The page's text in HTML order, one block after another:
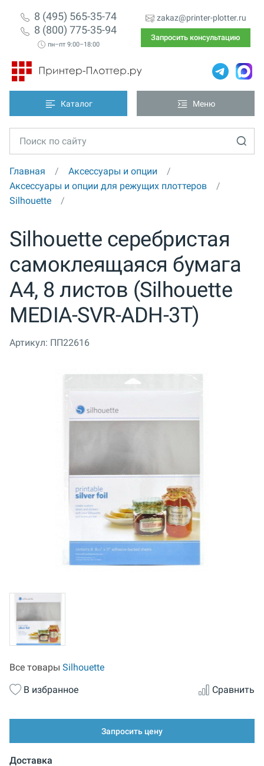
8 (495) 565-35-74
8 (800) 775-35-94
пн–пт 9:00–18:00
zakaz@printer-plotter.ru
Запросить консультацию
Каталог Меню
Главная
Аксессуары и опции
Аксессуары и опции для режущих плоттеров
Silhouette
Silhouette серебристая
самоклеящаяся бумага
А4, 8 листов (Silhouette
MEDIA-SVR-ADH-3T)
Артикул: ПП22616
Все товары Silhouette
В избранное
Сравнить
Запросить цену
Доставка